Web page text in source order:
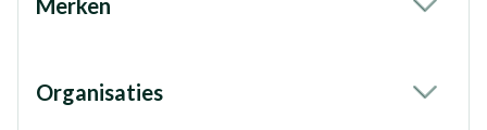
Merken
Organisaties